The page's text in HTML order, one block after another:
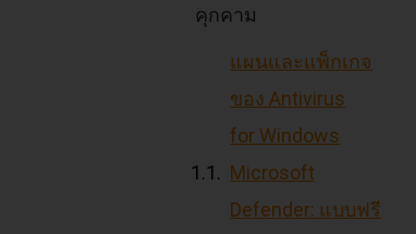
คุกคาม
แผนและแพ็กเกจ
ของ Antivirus
for Windows
Microsoft
Defender: แบบฟรี